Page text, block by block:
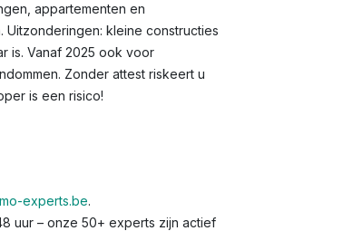
appartementen en
Uitzonderingen: kleine constructies
is. Vanaf 2025 ook voor
Zonder attest riskeert u
is een risico!​
experts.be.
uur – onze 50+ experts zijn actief